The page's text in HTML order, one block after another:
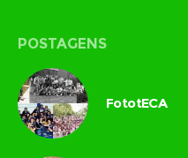
POSTAGENS
FototECA